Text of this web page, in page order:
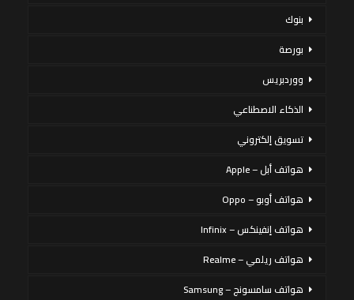
بنوك
بورصة
ووردبريس
الذكاء الاصطناعي
تسويق إلكتروني
هواتف أبل – Apple
هواتف أوبو – Oppo
هواتف إنفينكس – Infinix
هواتف ريلمي – Realme
هواتف سامسونج – Samsung